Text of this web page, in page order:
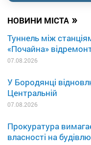
НОВИНИ МІСТА »
Туннель між
«Почайна»
07.08.2026
У Бородянці
Центральній
07.08.2026
Прокуратура
власності на